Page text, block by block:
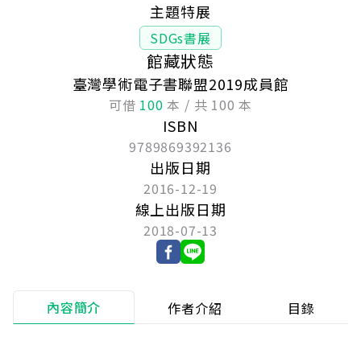
主題特展
SDGs書展
館藏狀態
臺灣學術電子書聯盟2019成員館
可借 100 本 / 共 100 本
ISBN
9789869392136
出版日期
2016-12-19
線上出版日期
2018-07-13
內容簡介 作者介紹 目錄